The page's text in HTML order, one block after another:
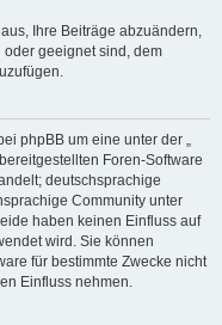
Ihre Beiträge abzuändern,
geeignet sind, dem
phpBB um eine unter der „
Foren-Software
deutschsprachige
Community unter
haben keinen Einfluss auf
wird. Sie können
für bestimmte Zwecke nicht
Einfluss nehmen.